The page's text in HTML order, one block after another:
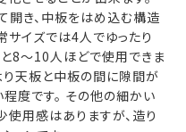
開き、中板をはめ込む構造
サイズでは4人でゆったり
8～10人ほどで使用できま
天板と中板の間に隙間が
度です。 その他の細かい
用感はありますが、造り